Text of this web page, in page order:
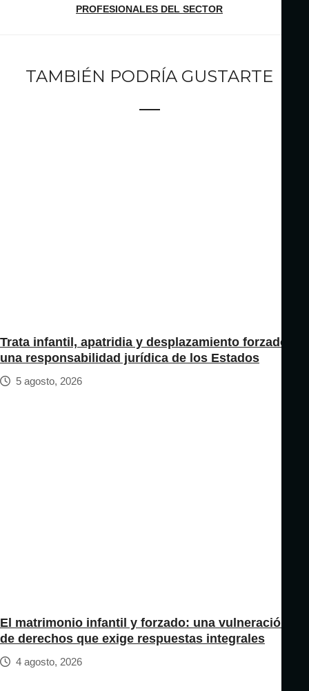
PROFESIONALES DEL SECTOR
TAMBIÉN PODRÍA GUSTARTE
Trata infantil, apatridia y desplazamiento forzado:
una responsabilidad jurídica de los Estados
5 agosto, 2026
El matrimonio infantil y forzado: una vulneración
de derechos que exige respuestas integrales
4 agosto, 2026